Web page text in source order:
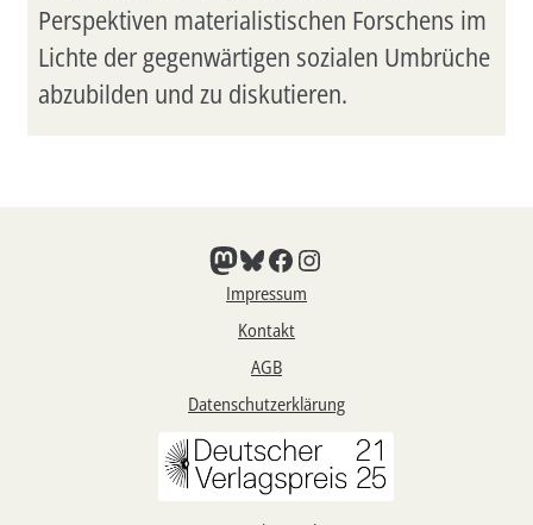
Perspektiven materialistischen Forschens im
Lichte der gegenwärtigen sozialen Umbrüche
abzubilden und zu diskutieren.
Mastodon
Bluesky
Facebook
Instagram
Impressum
Kontakt
AGB
Datenschutzerklärung